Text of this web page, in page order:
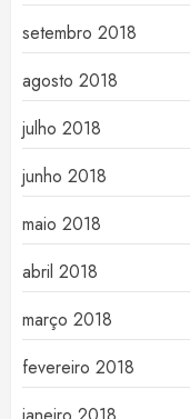
setembro 2018
agosto 2018
julho 2018
junho 2018
maio 2018
abril 2018
março 2018
fevereiro 2018